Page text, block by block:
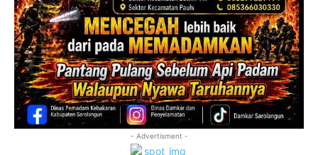
- Advertisment -